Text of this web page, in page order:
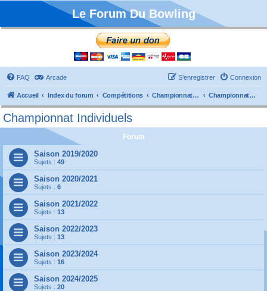
Le Forum Du Bowling
FAQ Arcade Connexion
S’enregistrer
Accueil Index du forum Compétitions Championnats de France Championnat Individuels
Championnat Individuels
Forum
Saison 2019/2020
Sujets : 49
Saison 2020/2021
Sujets : 6
Saison 2021/2022
Sujets : 13
Saison 2022/2023
Sujets : 13
Saison 2023/2024
Sujets : 16
Saison 2024/2025
Sujets : 20